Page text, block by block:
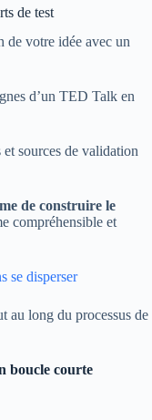
de test
de votre idée avec un
d’un TED Talk en
sources de validation
de construire le
compréhensible et
se disperser
au long du processus de
boucle courte